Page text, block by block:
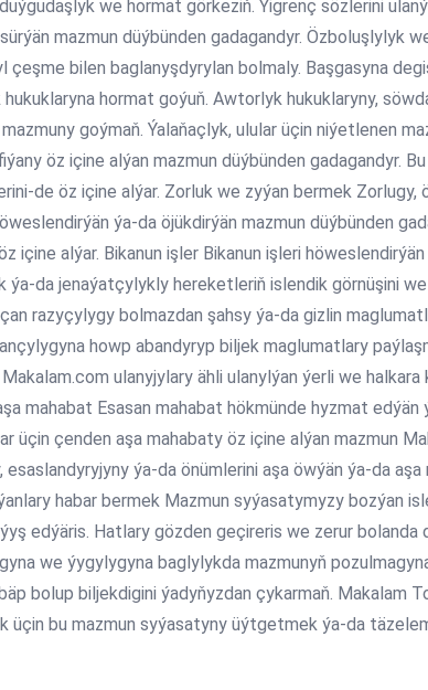
we hormat görkeziň. Ýigrenç sözlerini
mazmun düýbünden gadagandyr. Özboluşlylyk
çeşme bilen baglanyşdyrylan bolmaly. Başgasyna
hormat goýuň. Awtorlyk hukuklaryny,
goýmaň. Ýalaňaçlyk, ulular üçin niýetlenen
öz içine alýan mazmun düýbünden gadagandyr.
de öz içine alýar. Zorluk we zyýan bermek
ýa-da öjükdirýän mazmun düýbünden
içine alýar. Bikanun işler Bikanun işleri
ýa-da jenaýatçylykly hereketleriň islendik görnüşini
razyçylygy bolmazdan şahsy ýa-da gizlin
howp abandyryp biljek maglumatlary
ulanyjylary ähli ulanylýan ýerli we
mahabat Esasan mahabat hökmünde hyzmat
üçin çenden aşa mahabaty öz içine alýan mazmun
ýa-da önümlerini aşa öwýän ýa-da
habar bermek Mazmun syýasatymyzy bozýan
edýäris. Hatlary gözden geçireris we zerur
we ýygylygyna baglylykda mazmunyň
bolup biljekdigini ýadyňyzdan çykarmaň. Makalam
üçin bu mazmun syýasatyny üýtgetmek ýa-da